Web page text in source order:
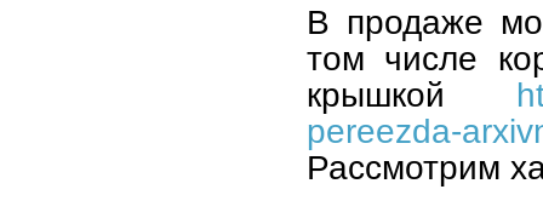
В продаже
том числе
крышкой
pereezda-
Рассмотрим